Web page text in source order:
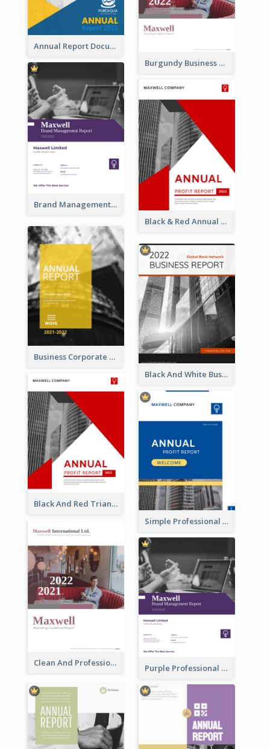
Annual Report Documents Reports
Burgundy Business Reports
Brand Management Reports
Black & Red Annual Reports
Business Corporate Annual Report
Black And White Business Report
Black And Red Triangular Annual Report Design Ideas
Simple Professional Blue Business Report Design Ideas
Clean And Professional Business Report Design Ideas
Purple Professional Branding Auditing Report Templates